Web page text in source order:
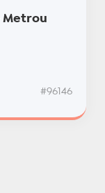
Metrou
#96146